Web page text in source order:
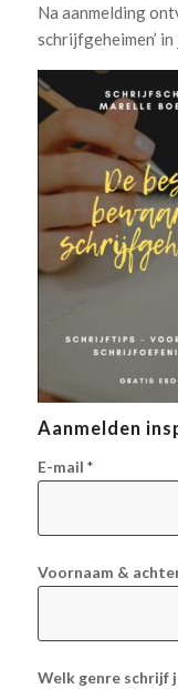
Na aanmelding
schrijfgeheimen’ in
Aanmelden
E-mail *
Voornaam &
Welk genre schrijf